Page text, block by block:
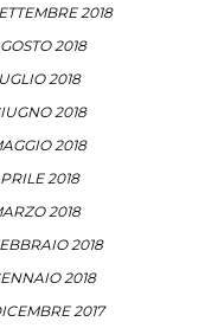
2018
2018
2018
2018
2018
2018
2018
2018
2018
2017